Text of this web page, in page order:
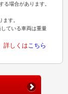
場合があります。
す。
ている車両は重量
詳しくはこちら